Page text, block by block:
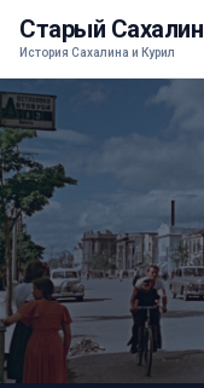
Старый Сахалин
История Сахалина и Курил